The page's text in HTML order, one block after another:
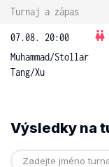
Turnaj a zápas
07.08. 20:00
Muhammad/Stollar
Tang/Xu
Výsledky na